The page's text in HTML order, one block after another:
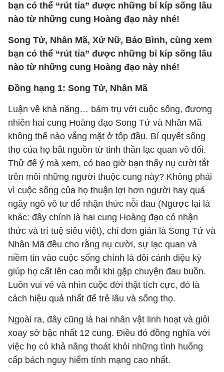
bạn có thể “rút tỉa” được những bí kíp sống lâu
nào từ những cung Hoàng đạo này nhé!
Song Tử, Nhân Mã, Xử Nữ, Bảo Bình, cùng xem
bạn có thể “rút tỉa” được những bí kíp sống lâu
nào từ những cung Hoàng đạo này nhé!
Đồng hạng 1: Song Tử, Nhân Mã
Luận về khả năng… bám trụ với cuộc sống, đương
nhiên hai cung Hoàng đạo Song Tử và Nhân Mã
không thể nào vắng mặt ở tốp đầu. Bí quyết sống
thọ của họ bắt nguồn từ tinh thần lạc quan vô đối.
Thử để ý mà xem, có bao giờ bạn thấy nụ cười tắt
trên môi những người thuộc cung này? Không phải
vì cuộc sống của họ thuận lợi hơn người hay quá
ngây ngô vô tư để nhận thức nỗi đau (Ngược lại là
khác: đây chính là hai cung Hoàng đạo có nhận
thức và trí tuệ siêu việt), chỉ đơn giản là Song Tử và
Nhân Mã đều cho rằng nụ cười, sự lạc quan và
niềm tin vào cuộc sống chính là đôi cánh diệu kỳ
giúp họ cất lên cao mỗi khi gặp chuyện đau buồn.
Luôn vui vẻ và nhìn cuộc đời thật tích cực, đó là
cách hiệu quả nhất để trẻ lâu và sống thọ.
Ngoài ra, đây cũng là hai nhân vật linh hoạt và giỏi
xoay sở bậc nhất 12 cung. Điều đó đồng nghĩa với
việc họ có khả năng thoát khỏi những tình huống
cấp bách nguy hiểm tính mạng cao nhất.